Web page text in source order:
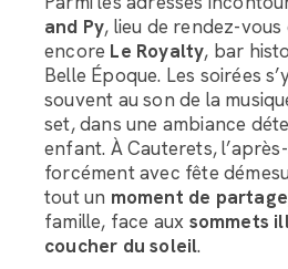
and Py, lieu de rendez-
encore Le Royalty, bar
Belle Époque. Les soirées
souvent au son de la
set, dans une ambiance
enfant. À Cauterets,
forcément avec fête
tout un moment de partage
famille, face aux sommets
coucher du soleil.